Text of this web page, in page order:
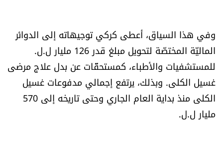
ثقافة وفنون
فصل من كتاب
اقرأ تضحك
وفي هذا السياق، أعطى كركي توجيهاته إلى الدوائر
الماليّة المختصّة لتحويل مبلغ قدر 126 مليار ل.ل.
للمستشفيات والأطباء، كمستحقّات عن بدل علاج مرضى
غسيل الكلى. وبذلك، يرتفع إجمالي مدفوعات غسيل
الكلى منذ بداية العام الجاري وحتى تاريخه إلى 570
مليار ل.ل.